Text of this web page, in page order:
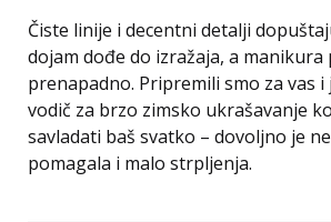
Čiste linije i decentni detalji
dojam dođe do izražaja, a
prenapadno. Pripremili smo za vas i
vodič za brzo zimsko ukrašavanje
savladati baš svatko – dovoljno je
pomagala i malo strpljenja.